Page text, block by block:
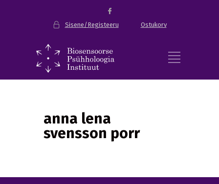
Ostukorv
Sisene/Registeeru
anna lena
svensson porr